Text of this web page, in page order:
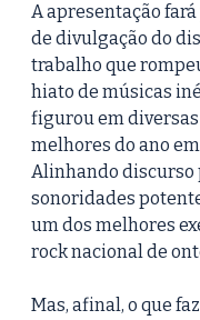
A apresentação
de divulgação do
trabalho que
hiato de músicas
figurou em
melhores do ano
Alinhando discurso
sonoridades
um dos melhores
rock nacional de
Mas, afinal, o que